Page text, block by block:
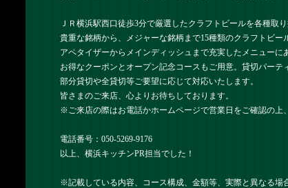
ＪＲ横浜駅西口徒歩3分で厳選したクラフトビールを各種取
貴重な銘柄から、メジャーな銘柄まで15種類のクラフトビー
アペタイザーからメインディッシュまで充実したメニューに
お得なクーポンとオープン記念コースもご用意。貸切パーテ
部分貸切や全貸切等ご要望に応じて対応いたします。
皆さまのご来店、心よりお待ちしております。
※ご来店の際はお電話かホームページで営業日をご確認の上
電話番号：050-5269-9176
以上、横浜キッチンPR担当でした！
※記載している内容、コース構成、金額等、実際と異なる場